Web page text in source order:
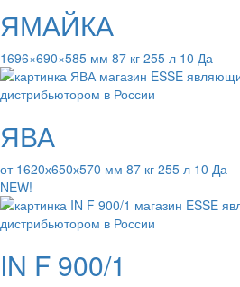
ЯМАЙКА
1696×690×585 мм 87 кг 255 л 10 Да
ЯВА
от 1620х650х570 мм 87 кг 255 л 10 Да
NEW!
IN F 900/1